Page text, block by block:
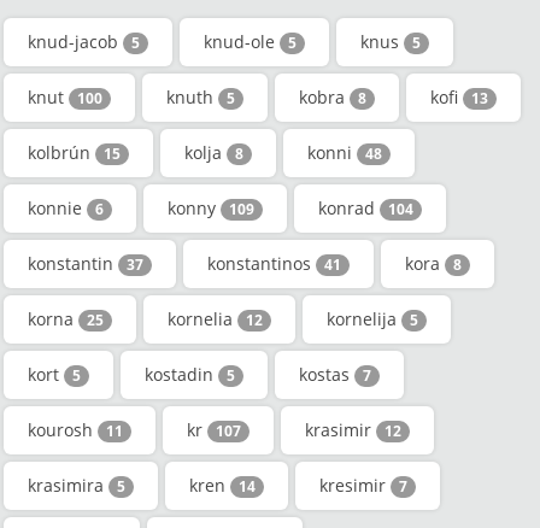
knud-jacob 5 knud-ole 5 knus 5
knut 100 knuth 5 kobra 8 kofi 13
kolbrún 15 kolja 8 konni 48
konnie 6 konny 109 konrad 104
konstantin 37 konstantinos 41 kora 8
korna 25 kornelia 12 kornelija 5
kort 5 kostadin 5 kostas 7
kourosh 11 kr 107 krasimir 12
krasimira 5 kren 14 kresimir 7